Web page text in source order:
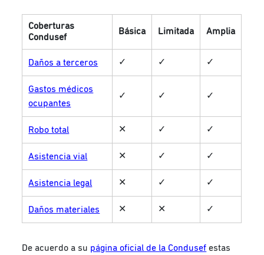
Coberturas
Condusef
Básica Limitada Amplia
Daños a terceros ✓ ✓ ✓
Gastos médicos
ocupantes
✓ ✓ ✓
Robo total ✕ ✓ ✓
Asistencia vial ✕ ✓ ✓
Asistencia legal ✕ ✓ ✓
Daños materiales ✕ ✕ ✓
De acuerdo a su página oficial de la Condusef estas